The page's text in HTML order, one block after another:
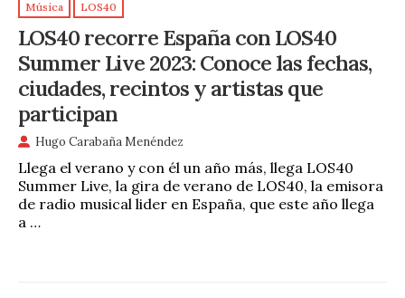
Música LOS40
LOS40 recorre España con LOS40
Summer Live 2023: Conoce las fechas,
ciudades, recintos y artistas que
participan
Hugo Carabaña Menéndez
Llega el verano y con él un año más, llega LOS40
Summer Live, la gira de verano de LOS40, la emisora
de radio musical lider en España, que este año llega
a …